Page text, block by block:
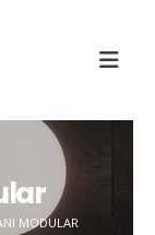
MODULAR